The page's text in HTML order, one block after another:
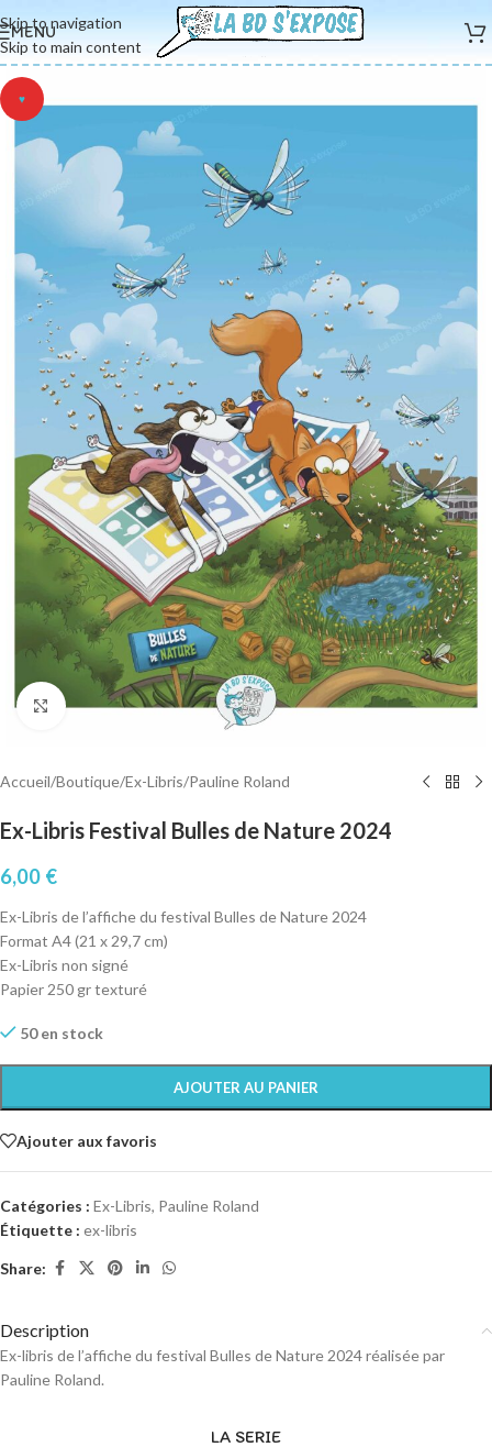
Skip to navigation
Skip to main content
MENU
♥
Cliquez pour agrandir
Accueil/Boutique/Ex-Libris/Pauline Roland
Ex-Libris Festival Bulles de Nature 2024
6,00 €
Ex-Libris de l’affiche du festival Bulles de Nature 2024
Format A4 (21 x 29,7 cm)
Ex-Libris non signé
Papier 250 gr texturé
50 en stock
AJOUTER AU PANIER
Ajouter aux favoris
Catégories : Ex-Libris, Pauline Roland
Étiquette : ex-libris
Share:
Description
Ex-libris de l’affiche du festival Bulles de Nature 2024 réalisée par
Pauline Roland.
LA SERIE